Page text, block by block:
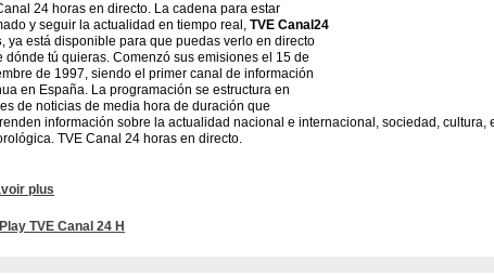
24 horas en directo. La cadena para estar
y seguir la actualidad en tiempo real, TVE Canal24
, ya está disponible para que puedas verlo en directo
dónde tú quieras. Comenzó sus emisiones el 15 de
de 1997, siendo el primer canal de información
en España. La programación se estructura en
de noticias de media hora de duración que
información sobre la actualidad nacional e internacional, sociedad, cultura,
TVE Canal 24 horas en directo.
24 - Programación
24 Horas es un canal de televisión, perteneciente a Televisión Española, que
emite el Telediario Matinal, Los desayunos de TVE, la 1ª y 2ª edición del
plus
Play TVE Canal 24 H